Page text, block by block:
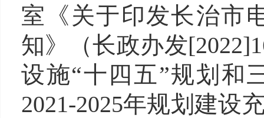
室《关于印发长治市
知》（长政办发
设施“十四五”规划和
2021-2025年规划建设